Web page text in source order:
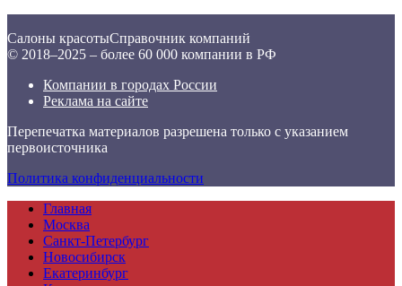
Салоны красотыСправочник компаний
© 2018–2025 – более 60 000 компании в РФ
Компании в городах России
Реклама на сайте
Перепечатка материалов разрешена только с указанием
первоисточника
Политика конфиденциальности
Главная
Москва
Санкт-Петербург
Новосибирск
Екатеринбург